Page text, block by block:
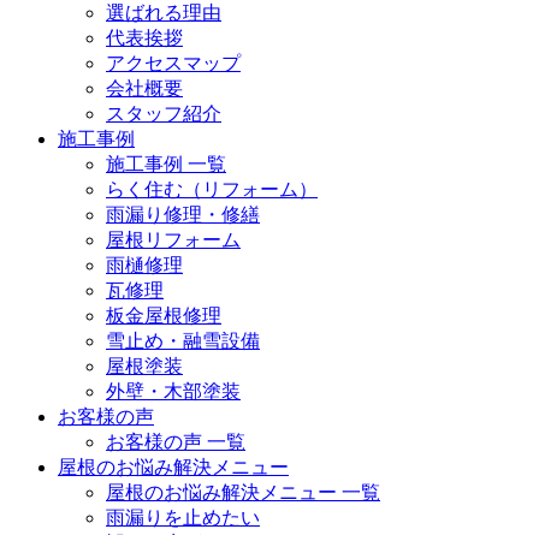
選ばれる理由
代表挨拶
アクセスマップ
会社概要
スタッフ紹介
施工事例
施工事例 一覧
らく住む（リフォーム）
雨漏り修理・修繕
屋根リフォーム
雨樋修理
瓦修理
板金屋根修理
雪止め・融雪設備
屋根塗装
外壁・木部塗装
お客様の声
お客様の声 一覧
屋根のお悩み解決メニュー
屋根のお悩み解決メニュー 一覧
雨漏りを止めたい